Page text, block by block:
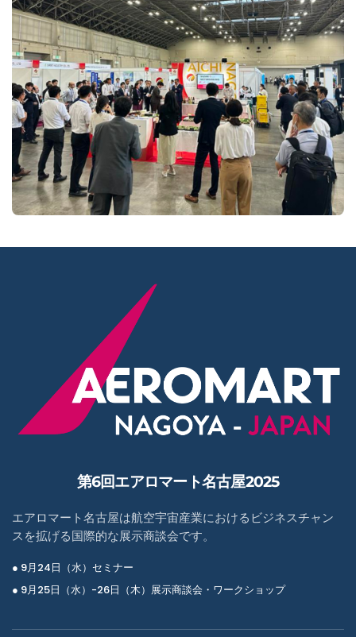
第6回エアロマート名古屋2025
エアロマート名古屋は航空宇宙産業におけるビジネスチャン
スを拡げる国際的な展示商談会です。
● 9月24日（水）セミナー
● 9月25日（水）-26日（木）展示商談会・ワークショップ